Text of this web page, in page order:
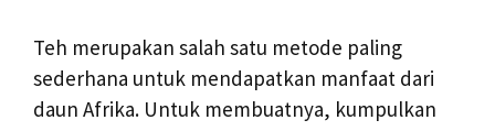
Teh merupakan salah satu metode paling
sederhana untuk mendapatkan manfaat dari
daun Afrika. Untuk membuatnya, kumpulkan